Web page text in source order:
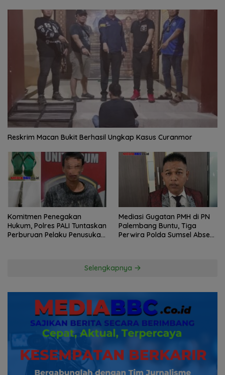
Reskrim Macan Bukit Berhasil Ungkap Kasus Curanmor
Komitmen Penegakan
Hukum, Polres PALI Tuntaskan
Perburuan Pelaku Penusukan
Mediasi Gugatan PMH di PN
Palembang Buntu, Tiga
Perwira Polda Sumsel Absen,
Selengkapnya